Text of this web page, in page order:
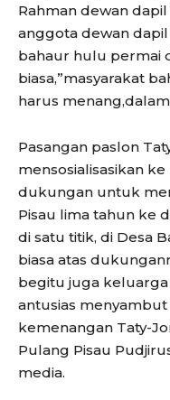
Rahman dewan
anggota dewan
bahaur hulu permai
biasa,”masyarakat
harus
Pasangan paslon
mensosialisasikan
dukungan untuk
Pisau lima tahun ke
di satu titik, di Desa
biasa atas
begitu juga
antusias
kemenangan Taty-
Pulang Pisau
media.